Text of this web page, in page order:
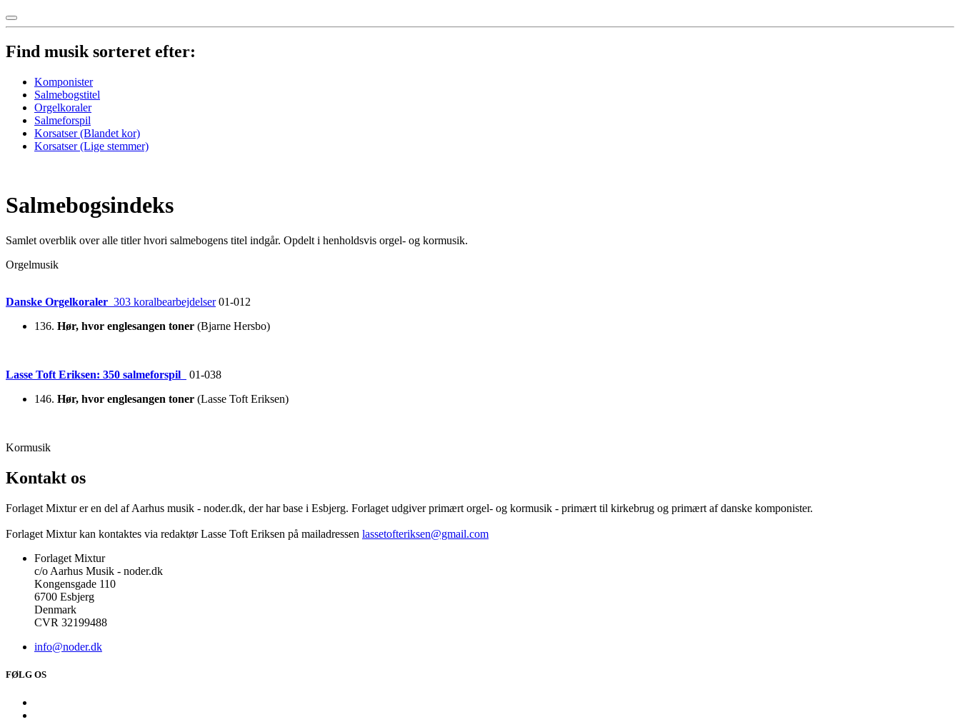
Find musik sorteret efter:
Komponister
Salmebogstitel
Orgelkoraler
Salmeforspil
Korsatser (Blandet kor)
Korsatser (Lige stemmer)
Salmebogsindeks
Samlet overblik over alle titler hvori salmebogens titel indgår. Opdelt i henholdsvis orgel- og kormusik.
Orgelmusik
Danske Orgelkoraler 303 koralbearbejdelser 01-012
136. Hør, hvor englesangen toner (Bjarne Hersbo)
Lasse Toft Eriksen: 350 salmeforspil
01-038
146. Hør, hvor englesangen toner (Lasse Toft Eriksen)
Kormusik
Kontakt os
Forlaget Mixtur er en del af Aarhus musik - noder.dk, der har base i Esbjerg. Forlaget udgiver primært orgel- og kormusik - primært til kirkebrug og primært af danske komponister.
Forlaget Mixtur kan kontaktes via redaktør Lasse Toft Eriksen på mailadressen lassetofteriksen@gmail.com
Forlaget Mixtur
c/o Aarhus Musik - noder.dk
Kongensgade 110
6700 Esbjerg
Denmark
CVR 32199488
info@noder.dk
FØLG OS